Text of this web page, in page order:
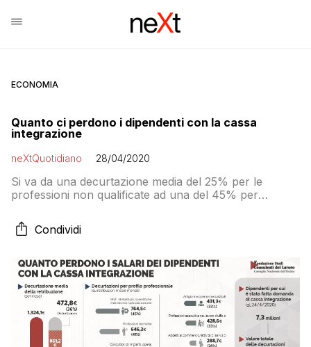
ECONOMIA
Quanto ci perdono i dipendenti con la cassa
integrazione
neXtQuotidiano 28/04/2020
Si va da una decurtazione media del 25% per le
professioni non qualificate ad una del 45% per
Condividi